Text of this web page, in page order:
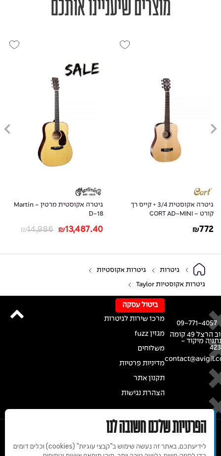
מוצרים שיעניינו אותכם
גיטרה אקוסטית 3/4 + קייס רך
קורט - CORT AD-MINI
₪772
גיטרה אקוסטית מרטין - Martin
D-18
₪14,986 ₪13,487.40
גיטרות גיטרות אקוסטיות
גיטרות אקוסטיות Taylor
רחוב הרצל 49 קומה
מיקוד -
09-771-4057
ביטול עסקה
מרכז שירות לגיטרות
מגזין fuzz
משלוחים
מדיניות פרטיות
תקנון אתר
הצהרת נגישות
הפרטיות שלכם חשובה לנו
לידיעתכם, באתר זה נעשה שימוש ב"קבצי עוגיות" (cookies) וכלים דומים